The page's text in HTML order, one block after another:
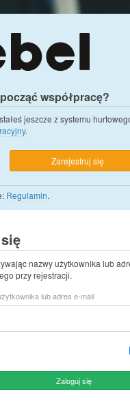
współpracę?
jeszcze z systemu
.
Zarejestruj się
Regulamin.
nazwy użytkownika lub
przy rejestracji.
Zaloguj się